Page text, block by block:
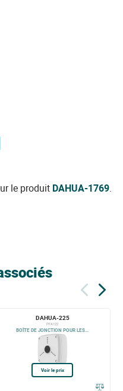
le produit DAHUA-1769.
DAHUA-225
PFA122
BOÎTE DE JONCTION POUR LES...
Voir le prix